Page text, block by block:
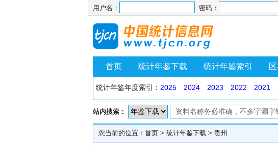
用户名： 密码：
首页 统计年鉴下载 统计年鉴索引
统计年鉴年度索引： 2025 2024 2023 2022 2021
站内搜索：
您当前的位置： 首页 > 统计年鉴下载 > 贵州